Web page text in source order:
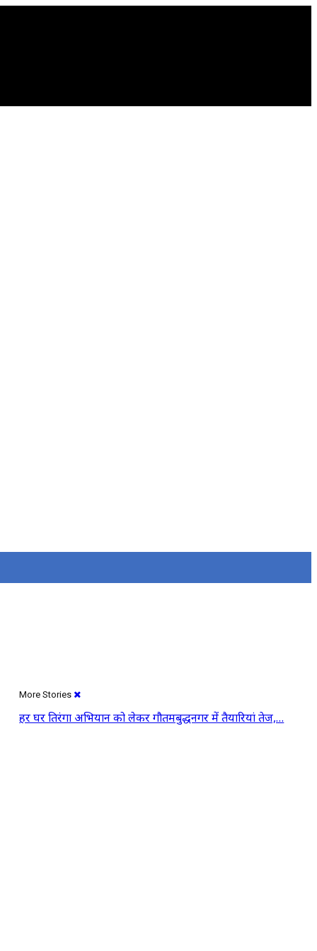
More Stories
हर घर तिरंगा अभियान को लेकर गौतमबुद्धनगर में तैयारियां तेज,…